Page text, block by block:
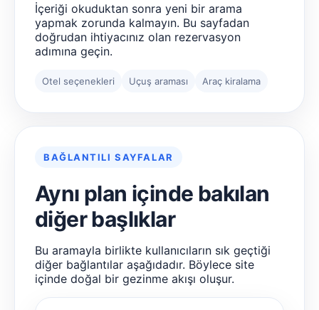
İçeriği okuduktan sonra yeni bir arama
yapmak zorunda kalmayın. Bu sayfadan
doğrudan ihtiyacınız olan rezervasyon
adımına geçin.
Otel seçenekleri Uçuş araması Araç kiralama
BAĞLANTILI SAYFALAR
Aynı plan içinde bakılan
diğer başlıklar
Bu aramayla birlikte kullanıcıların sık geçtiği
diğer bağlantılar aşağıdadır. Böylece site
içinde doğal bir gezinme akışı oluşur.